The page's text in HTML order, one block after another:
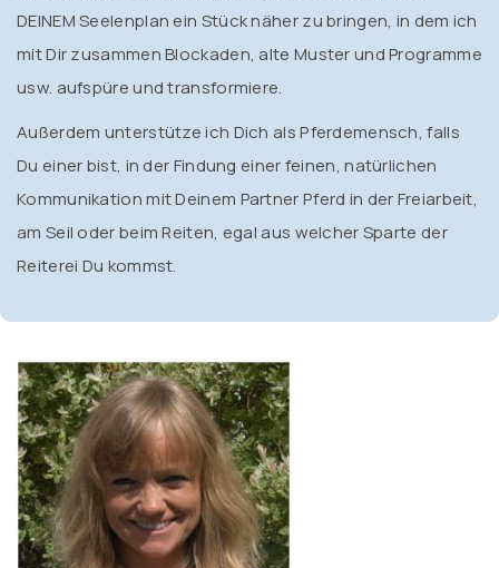
DEINEM Seelenplan ein Stück näher zu bringen, in dem ich
mit Dir zusammen Blockaden, alte Muster und Programme
usw. aufspüre und transformiere.
Außerdem unterstütze ich Dich als Pferdemensch, falls
Du einer bist, in der Findung einer feinen, natürlichen
Kommunikation mit Deinem Partner Pferd in der Freiarbeit,
am Seil oder beim Reiten, egal aus welcher Sparte der
Reiterei Du kommst.